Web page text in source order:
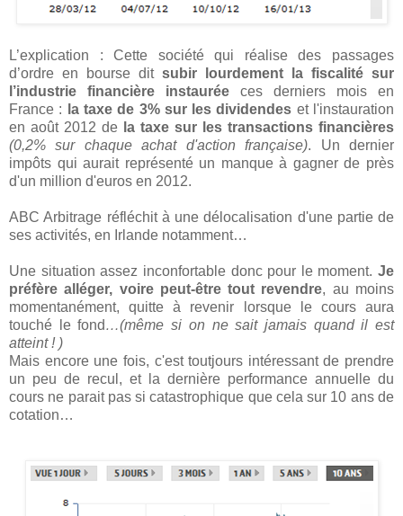
L’explication : Cette société qui réalise des passages
d’ordre en bourse dit subir lourdement la fiscalité sur
l’industrie financière instaurée ces derniers mois en
France :
la taxe de 3% sur les dividendes et l'instauration
en août 2012 de la taxe sur les transactions financières
(0,2% sur chaque achat d'action française). Un dernier
impôts qui aurait représenté un manque à gagner de près
d'un million d'euros en 2012.
ABC Arbitrage réfléchit à une délocalisation d'une partie de
ses activités, en Irlande notamment…
Une situation assez inconfortable donc pour le moment. Je
préfère alléger, voire peut-être tout revendre, au moins
momentanément, quitte à revenir lorsque le cours aura
touché le fond…(même si on ne sait jamais quand il est
atteint ! )
Mais encore une fois, c'est toutjours intéressant de prendre
un peu de recul, et la dernière performance annuelle du
cours ne parait pas si catastrophique que cela sur 10 ans de
cotation…